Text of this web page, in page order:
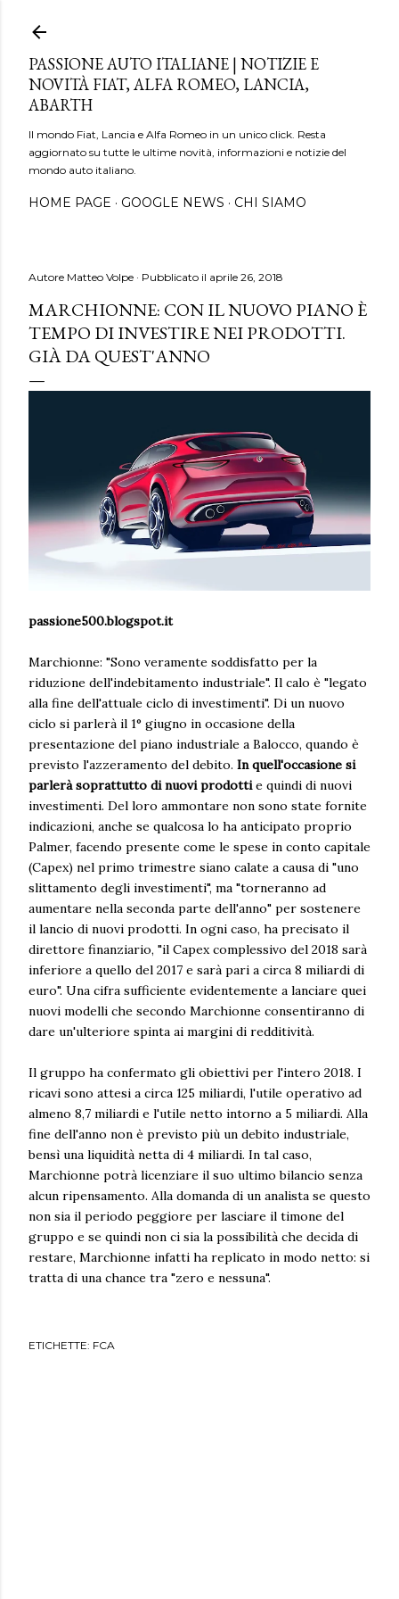
PASSIONE AUTO ITALIANE | NOTIZIE E
NOVITÀ FIAT, ALFA ROMEO, LANCIA,
ABARTH
Il mondo Fiat, Lancia e Alfa Romeo in un unico click. Resta
aggiornato su tutte le ultime novità, informazioni e notizie del
mondo auto italiano.
HOME PAGE GOOGLE NEWS CHI SIAMO
Autore Matteo Volpe Pubblicato il aprile 26, 2018
MARCHIONNE: CON IL NUOVO PIANO È
TEMPO DI INVESTIRE NEI PRODOTTI.
GIÀ DA QUEST'ANNO
passione500.blogspot.it
Marchionne: "Sono veramente soddisfatto per la
riduzione dell'indebitamento industriale". Il calo è "legato
alla fine dell'attuale ciclo di investimenti". Di un nuovo
ciclo si parlerà il 1° giugno in occasione della
presentazione del piano industriale a Balocco, quando è
previsto l'azzeramento del debito. In quell'occasione si
parlerà soprattutto di nuovi prodottie quindi di nuovi
investimenti. Del loro ammontare non sono state fornite
indicazioni, anche se qualcosa lo ha anticipato proprio
Palmer, facendo presente come le spese in conto capitale
(Capex) nel primo trimestre siano calate a causa di "uno
slittamento degli investimenti", ma "torneranno ad
aumentare nella seconda parte dell'anno" per sostenere
il lancio di nuovi prodotti. In ogni caso, ha precisato il
direttore finanziario, "il Capex complessivo del 2018 sarà
inferiore a quello del 2017 e sarà pari a circa 8 miliardi di
euro". Una cifra sufficiente evidentemente a lanciare quei
nuovi modelli che secondo Marchionne consentiranno di
dare un'ulteriore spinta ai margini di redditività.
Il gruppo ha confermato gli obiettivi per l'intero 2018. I
ricavi sono attesi a circa 125 miliardi, l'utile operativo ad
almeno 8,7 miliardi e l'utile netto intorno a 5 miliardi. Alla
fine dell'anno non è previsto più un debito industriale,
bensì una liquidità netta di 4 miliardi. In tal caso,
Marchionne potrà licenziare il suo ultimo bilancio senza
alcun ripensamento. Alla domanda di un analista se questo
non sia il periodo peggiore per lasciare il timone del
gruppo e se quindi non ci sia la possibilità che decida di
restare, Marchionne infatti ha replicato in modo netto: si
tratta di una chance tra "zero e nessuna".
ETICHETTE: FCA